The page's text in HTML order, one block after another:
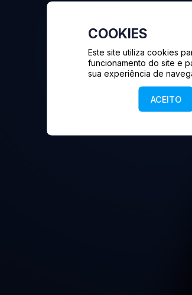
COOKIES
Este site utiliza cookies
funcionamento do site e
sua experiência de
ACEITO